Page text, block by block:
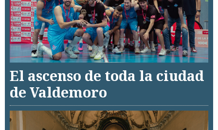
El ascenso de toda la ciudad
de Valdemoro